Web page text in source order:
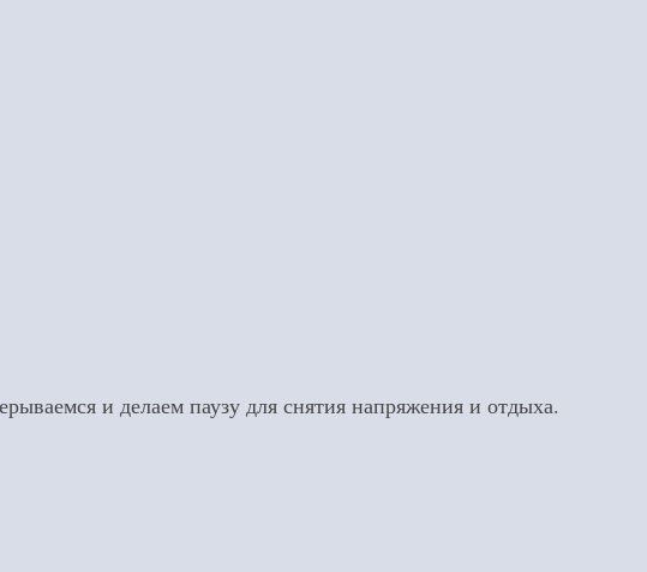
и делаем паузу для снятия напряжения и отдыха.